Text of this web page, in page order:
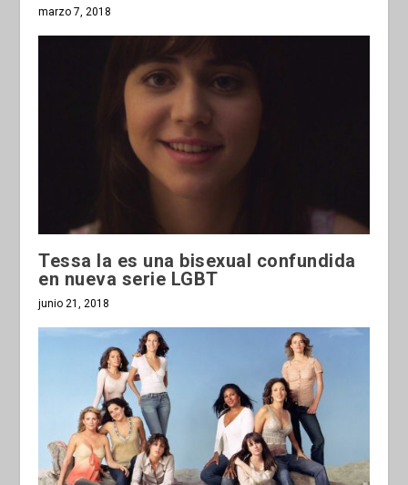
marzo 7, 2018
Tessa Ia es una bisexual confundida
en nueva serie LGBT
junio 21, 2018